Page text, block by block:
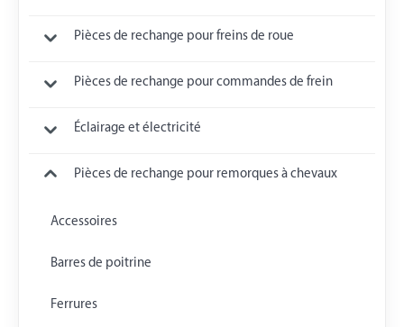
Pièces de rechange pour freins de roue
Pièces de rechange pour commandes de frein
Éclairage et électricité
Pièces de rechange pour remorques à chevaux
Accessoires
Barres de poitrine
Ferrures